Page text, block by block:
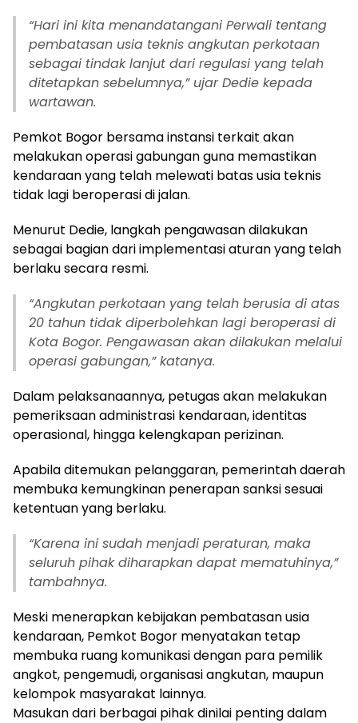
“Hari ini kita menandatangani Perwali tentang
pembatasan usia teknis angkutan perkotaan
sebagai tindak lanjut dari regulasi yang telah
ditetapkan sebelumnya,” ujar Dedie kepada
wartawan.
Pemkot Bogor bersama instansi terkait akan
melakukan operasi gabungan guna memastikan
kendaraan yang telah melewati batas usia teknis
tidak lagi beroperasi di jalan.
Menurut Dedie, langkah pengawasan dilakukan
sebagai bagian dari implementasi aturan yang telah
berlaku secara resmi.
“Angkutan perkotaan yang telah berusia di atas
20 tahun tidak diperbolehkan lagi beroperasi di
Kota Bogor. Pengawasan akan dilakukan melalui
operasi gabungan,” katanya.
Dalam pelaksanaannya, petugas akan melakukan
pemeriksaan administrasi kendaraan, identitas
operasional, hingga kelengkapan perizinan.
Apabila ditemukan pelanggaran, pemerintah daerah
membuka kemungkinan penerapan sanksi sesuai
ketentuan yang berlaku.
“Karena ini sudah menjadi peraturan, maka
seluruh pihak diharapkan dapat mematuhinya,”
tambahnya.
Meski menerapkan kebijakan pembatasan usia
kendaraan, Pemkot Bogor menyatakan tetap
membuka ruang komunikasi dengan para pemilik
angkot, pengemudi, organisasi angkutan, maupun
kelompok masyarakat lainnya.
Masukan dari berbagai pihak dinilai penting dalam